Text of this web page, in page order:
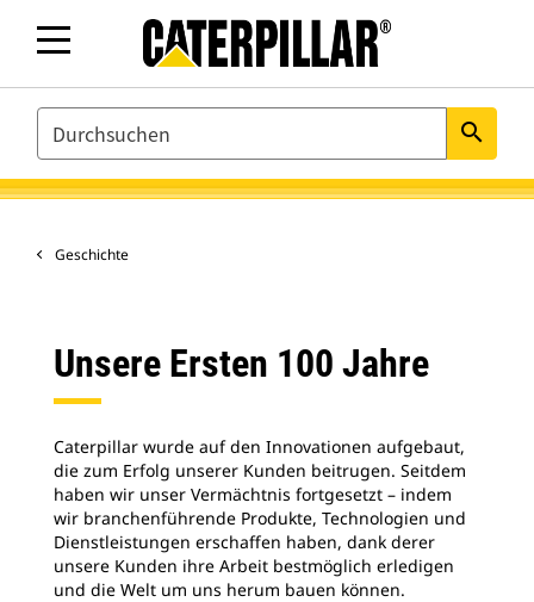
SEARCH search
Geschichte
Unsere Ersten 100 Jahre
Caterpillar wurde auf den Innovationen aufgebaut,
die zum Erfolg unserer Kunden beitrugen. Seitdem
haben wir unser Vermächtnis fortgesetzt – indem
wir branchenführende Produkte, Technologien und
Dienstleistungen erschaffen haben, dank derer
unsere Kunden ihre Arbeit bestmöglich erledigen
und die Welt um uns herum bauen können.